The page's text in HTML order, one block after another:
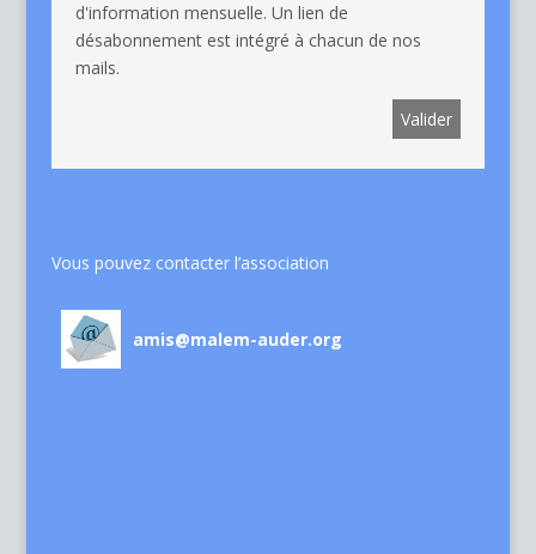
d'information mensuelle. Un lien de
désabonnement est intégré à chacun de nos
mails.
Vous pouvez contacter l’association
amis@malem-auder.org